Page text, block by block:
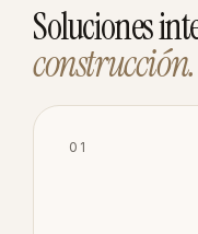
Soluciones
construcción.
01